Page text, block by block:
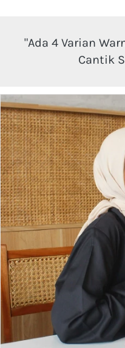
"Ada 4 Varian
Cantik